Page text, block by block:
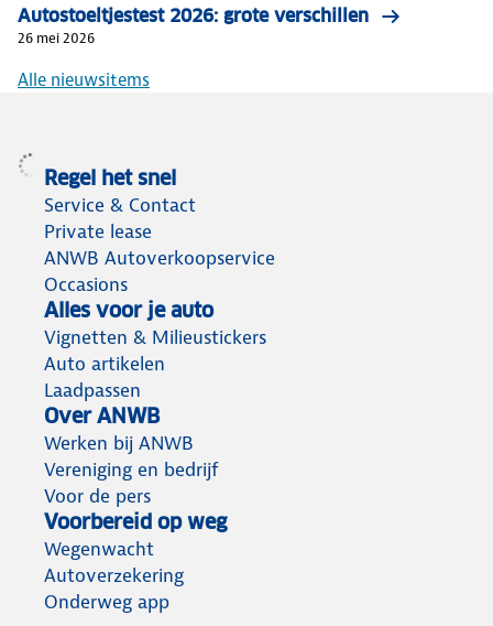
Autostoeltjestest 2026: grote verschillen
26 mei 2026
Alle nieuwsitems
Regel het snel
Service & Contact
Private lease
ANWB Autoverkoopservice
Occasions
Alles voor je auto
Vignetten & Milieustickers
Auto artikelen
Laadpassen
Over ANWB
Werken bij ANWB
Vereniging en bedrijf
Voor de pers
Voorbereid op weg
Wegenwacht
Autoverzekering
Onderweg app